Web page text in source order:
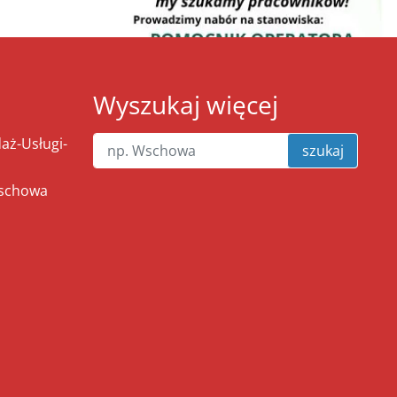
Usługi-
Wyszukaj więcej
szukaj